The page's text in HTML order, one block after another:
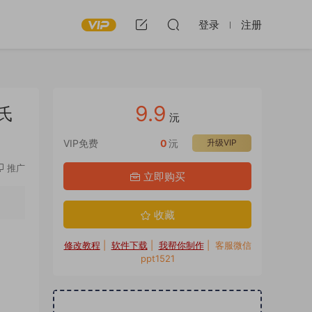
登录 注册
推广
9.9 沅
VIP免费 升级VIP
0沅
立即购买
收藏
修改教程 软件下载 我帮你制作| 客服微信
ppt1521